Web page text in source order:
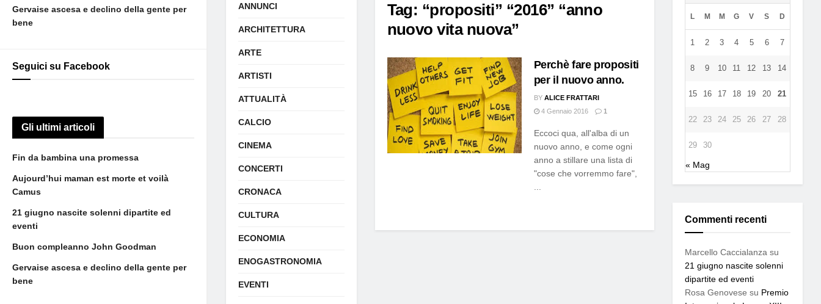
Gervaise ascesa e declino della gente per
bene
Seguici su Facebook
Gli ultimi articoli
Fin da bambina una promessa
Aujourd’hui maman est morte et voilà
Camus
21 giugno nascite solenni dipartite ed
eventi
Buon compleanno John Goodman
Gervaise ascesa e declino della gente per
bene
Tag: “propositi” “2016” “anno
nuovo vita nuova”
Perchè fare propositi
per il nuovo anno.
BY ALICE FRATTARI
4 Gennaio 2016
1
Eccoci qua, all'alba di un
nuovo anno, e come ogni
anno a stillare una lista di
"cose che vorremmo fare",
ANNUNCI
ARCHITETTURA
ARTE
ARTISTI
ATTUALITÀ
CALCIO
CINEMA
CONCERTI
CRONACA
CULTURA
ECONOMIA
ENOGASTRONOMIA
EVENTI
L M M G V S D
1 2 3 4 5 6 7
8 9 10 11 12 13 14
15 16 17 18 19 20 21
22 23 24 25 26 27 28
29 30
« Mag
Commenti recenti
Marcello Caccialanza su
21 giugno nascite solenni
dipartite ed eventi
Rosa Genovese su Premio